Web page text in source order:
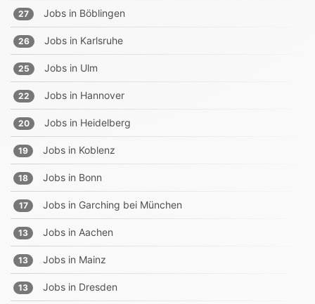
27 Jobs in Böblingen
26 Jobs in Karlsruhe
25 Jobs in Ulm
22 Jobs in Hannover
20 Jobs in Heidelberg
19 Jobs in Koblenz
18 Jobs in Bonn
17 Jobs in Garching bei München
13 Jobs in Aachen
13 Jobs in Mainz
13 Jobs in Dresden